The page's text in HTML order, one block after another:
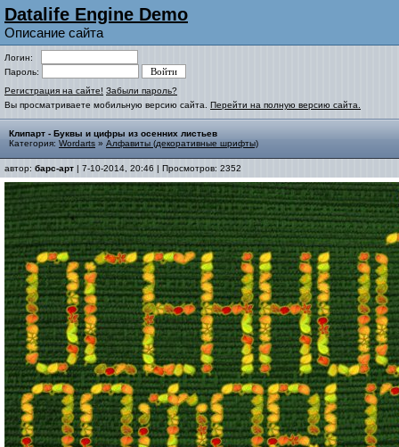
Datalife Engine Demo
Описание сайта
Логин:
Пароль:
Регистрация на сайте! Забыли пароль?
Вы просматриваете мобильную версию сайта. Перейти на полную версию сайта.
Клипарт - Буквы и цифры из осенних листьев
Категория: Wordarts » Алфавиты (декоративные шрифты)
автор: барс-арт | 7-10-2014, 20:46 | Просмотров: 2352